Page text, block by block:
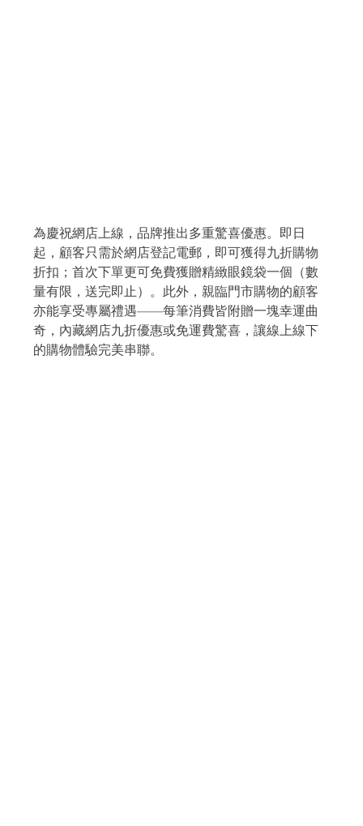
為慶祝網店上線，品牌推出多重驚喜優惠。即日
起，顧客只需於網店登記電郵，即可獲得九折購物
折扣；首次下單更可免費獲贈精緻眼鏡袋一個（數
量有限，送完即止）。此外，親臨門市購物的顧客
亦能享受專屬禮遇——每筆消費皆附贈一塊幸運曲
奇，內藏網店九折優惠或免運費驚喜，讓線上線下
的購物體驗完美串聯。